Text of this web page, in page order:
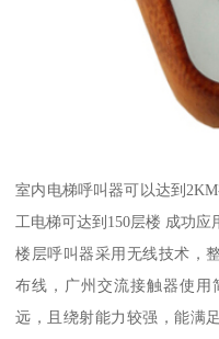
室内电梯呼叫器可以达到
工电梯可达到150层楼 成功应
楼层呼叫器采用无线技术，
布线，广州交流接触器使
远，且绕射能力较强，能满